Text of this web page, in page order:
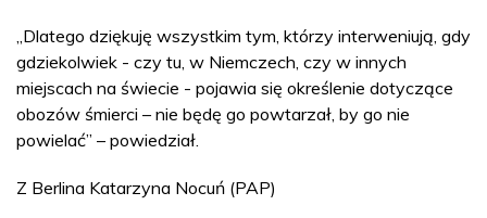
„Dlatego dziękuję wszystkim tym, którzy interweniują, gdy
gdziekolwiek - czy tu, w Niemczech, czy w innych
miejscach na świecie - pojawia się określenie dotyczące
obozów śmierci – nie będę go powtarzał, by go nie
powielać” – powiedział.
Z Berlina Katarzyna Nocuń (PAP)